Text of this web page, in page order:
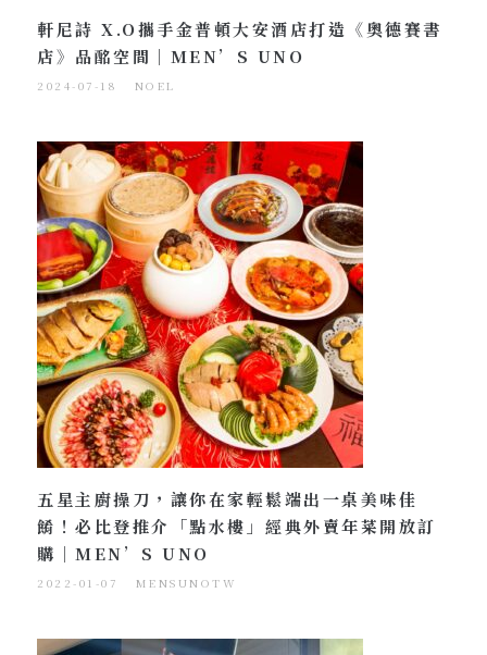
軒尼詩 X.O攜手金普頓大安酒店打造《奧德賽書
店》品酩空間｜MEN’S UNO
2024-07-18 NOEL
五星主廚操刀，讓你在家輕鬆端出一桌美味佳
餚！必比登推介「點水樓」經典外賣年菜開放訂
購｜MEN’S UNO
2022-01-07 MENSUNOTW